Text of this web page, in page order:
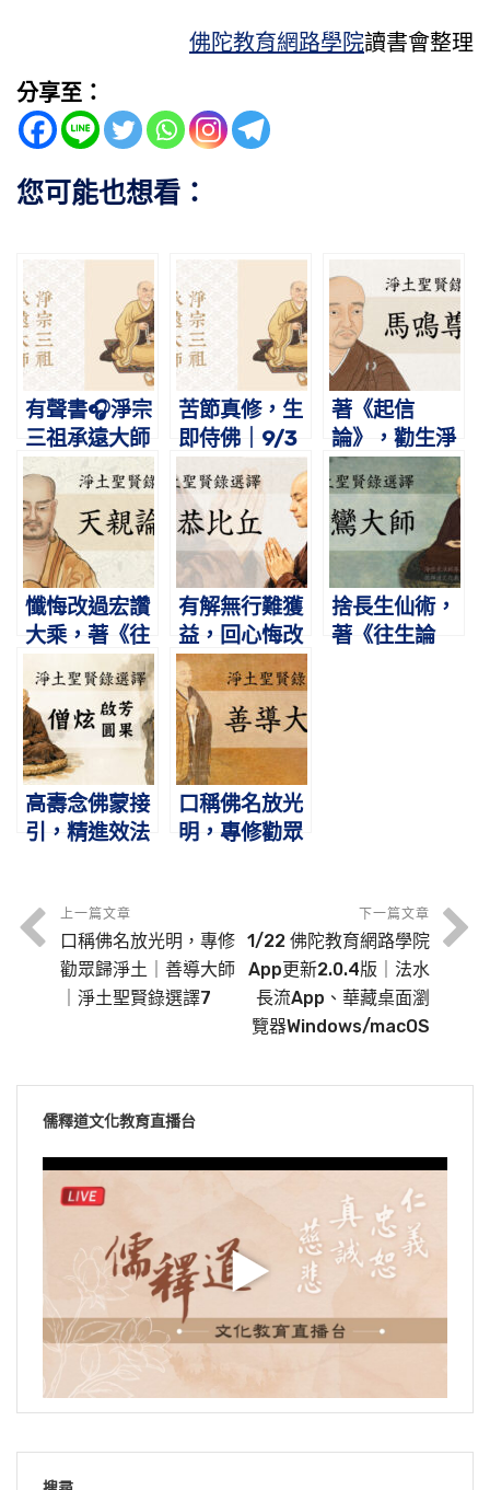
佛陀教育網路學院讀書會整理
分享至：
您可能也想看：
有聲書🎧淨宗
三祖承遠大師
略傳
苦節真修，生
即侍佛｜9/3
淨宗三祖承遠
大師圓寂紀念
日
著《起信
論》，勸生淨
土｜馬鳴尊者
｜淨土聖賢錄
選譯1
懺悔改過宏讚
大乘，著《往
生論》立五念
門｜天親論師
｜淨土聖賢錄
選譯2
有解無行難獲
益，回心悔改
上品生｜慧恭
比丘｜淨土聖
賢錄選譯3
捨長生仙術，
著《往生論
高壽念佛蒙接
引，精進效法
果）｜淨土聖
賢錄選譯6
口稱佛名放光
明，專修勸眾
上一篇文章
口稱佛名放光明，專修
勸眾歸淨土｜善導大師
｜淨土聖賢錄選譯7
下一篇文章
1/22 佛陀教育網路學院
App更新2.0.4版｜法水
長流App、華藏桌面瀏
覽器Windows/macOS
儒釋道文化教育直播台